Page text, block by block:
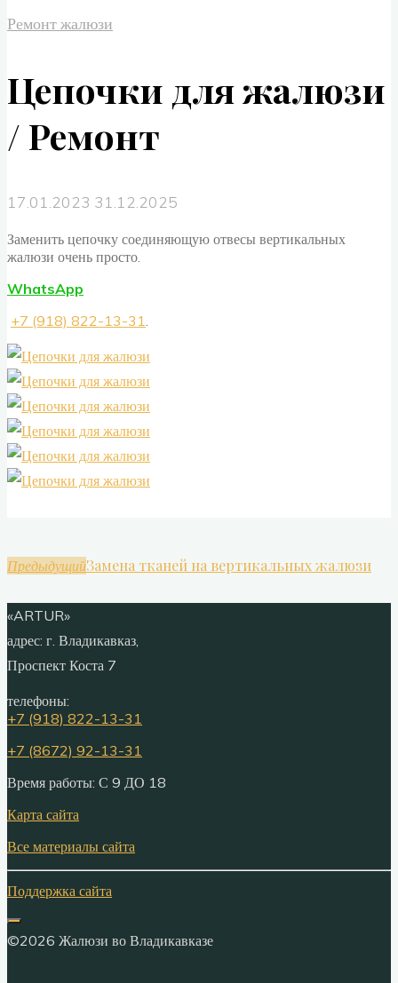
Ремонт жалюзи
Цепочки для жалюзи
/ Ремонт
17.01.2023 31.12.2025
Заменить цепочку соединяющую отвесы вертикальных
жалюзи очень просто.
WhatsApp
+7 (918) 822-13-31.
ПредыдущийЗамена тканей на вертикальных жалюзи
«ARTUR»
адрес: г. Владикавказ,
Проспект Коста 7
телефоны:
+7 (918) 822-13-31
+7 (8672) 92-13-31
Время работы: С 9 ДО 18
Карта сайта
Все материалы сайта
Поддержка сайта
©2026 Жалюзи во Владикавказе